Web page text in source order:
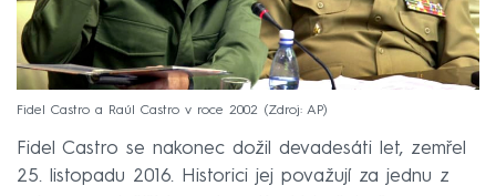
Fidel Castro a Raúl Castro v roce 2002 Zdroj: AP
Fidel Castro se nakonec dožil devadesáti let, zemřel
25. listopadu 2016. Historici jej považují za jednu z